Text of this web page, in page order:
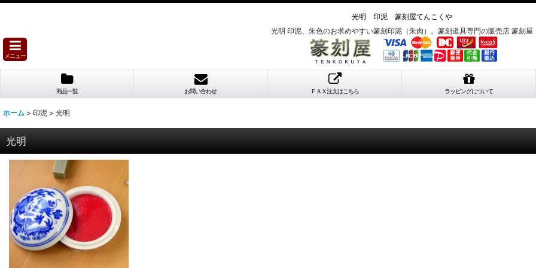
光明 印泥 篆刻屋てんこくや
光明 印泥、朱色のお求めやすい篆刻印泥（朱肉）。篆刻道具専門の販売店 篆刻屋
メニュー
商品一覧 お問い合わせ ＦＡＸ注文はこちら ラッピングについて
ホーム > 印泥 > 光明
光明